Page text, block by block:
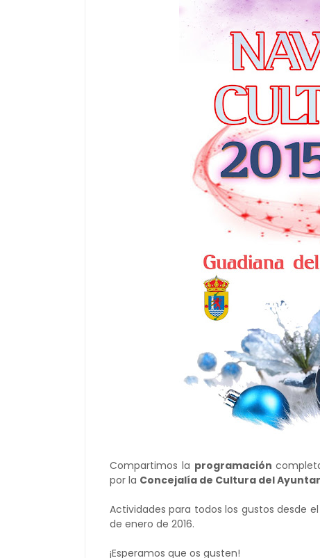
Compartimos la programación
por la Concejalía de Cultura del
Actividades para todos los gustos desde
de enero de 2016.
¡Esperamos que os gusten!